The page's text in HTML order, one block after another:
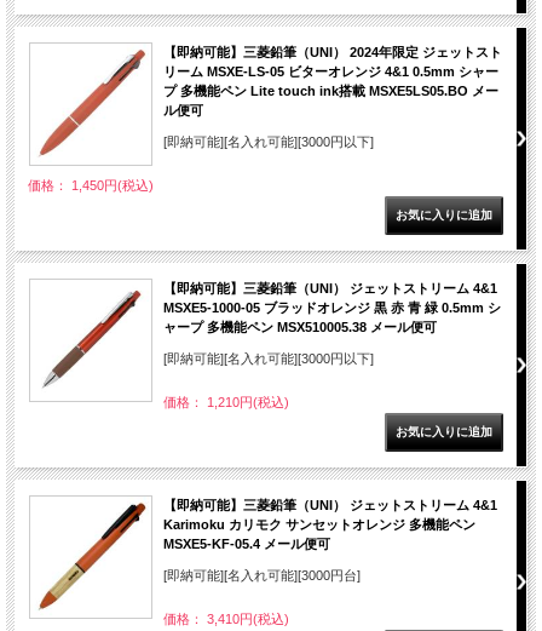
【即納可能】三菱鉛筆（UNI） 2024年限定 ジェットスト
リーム MSXE-LS-05 ビターオレンジ 4&1 0.5mm シャー
プ 多機能ペン Lite touch ink搭載 MSXE5LS05.BO メー
ル便可
[即納可能][名入れ可能][3000円以下]
価格： 1,450円(税込)
【即納可能】三菱鉛筆（UNI） ジェットストリーム 4&1
MSXE5-1000-05 ブラッドオレンジ 黒 赤 青 緑 0.5mm シ
ャープ 多機能ペン MSX510005.38 メール便可
[即納可能][名入れ可能][3000円以下]
価格： 1,210円(税込)
【即納可能】三菱鉛筆（UNI） ジェットストリーム 4&1
Karimoku カリモク サンセットオレンジ 多機能ペン
MSXE5-KF-05.4 メール便可
[即納可能][名入れ可能][3000円台]
価格： 3,410円(税込)